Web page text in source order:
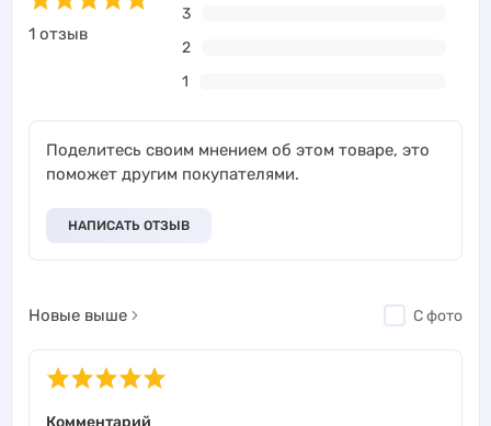
1 отзыв
3
2
1
Поделитесь своим мнением об этом товаре, это
поможет другим покупателями.
НАПИСАТЬ ОТЗЫВ
Новые выше С фото
Комментарий